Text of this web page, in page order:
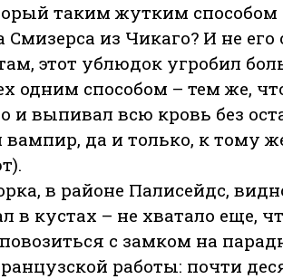
таким жутким
из Чикаго? И не его
этот ублюдок угробил
одним способом – тем же,
и выпивал всю кровь без
да и только, к тому
в районе Палисейдс,
в кустах – не хватало еще,
с замком на
работы: почти